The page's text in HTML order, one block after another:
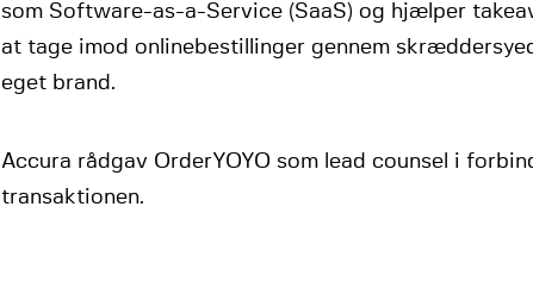
som Software-as-a-Service (SaaS) og hjælper
at tage imod onlinebestillinger gennem
eget brand.
Accura rådgav OrderYOYO som lead counsel i
transaktionen.